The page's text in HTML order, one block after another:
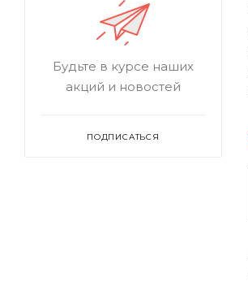
Будьте в курсе наших
акций и новостей
ПОДПИСАТЬСЯ